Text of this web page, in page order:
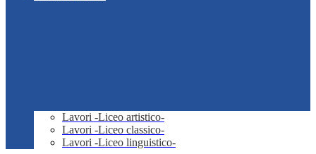
Lavori -Liceo artistico-
Lavori -Liceo classico-
Lavori -Liceo linguistico-